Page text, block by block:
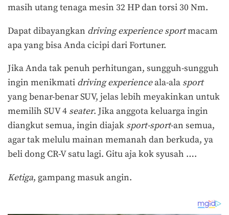
masih utang tenaga mesin 32 HP dan torsi 30 Nm.
Dapat dibayangkan driving experience sportmacam
apa yang bisa Anda cicipi dari Fortuner.
Jika Anda tak penuh perhitungan, sungguh-sungguh
ingin menikmati driving experienceala-ala sport
yang benar-benar SUV, jelas lebih meyakinkan untuk
memilih SUV 4 seater. Jika anggota keluarga ingin
diangkut semua, ingin diajak sport-sport-an semua,
agar tak melulu mainan memanah dan berkuda, ya
beli dong CR-V satu lagi. Gitu aja kok syusah ….
Ketiga, gampang masuk angin.